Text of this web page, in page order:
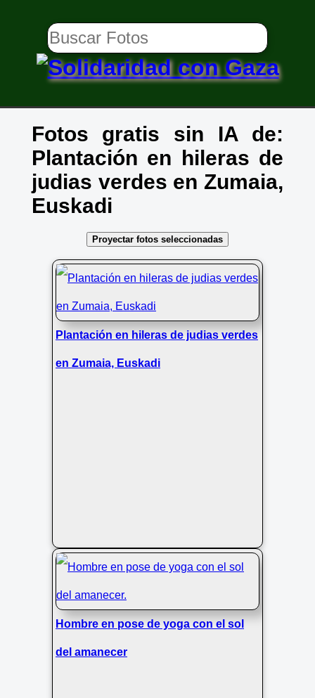
Fotos gratis sin IA de:
Plantación en hileras de
judias verdes en Zumaia,
Euskadi
Proyectar fotos seleccionadas
Plantación en hileras de judias verdes
en Zumaia, Euskadi
Hombre en pose de yoga con el sol
del amanecer